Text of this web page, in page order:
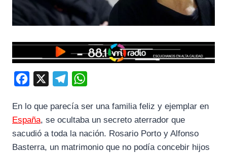
c
e
b
l
e
g
a
t
s
En lo que parecía ser una familia feliz y ejemplar en
España, se ocultaba un secreto aterrador que
sacudió a toda la nación. Rosario Porto y Alfonso
Basterra, un matrimonio que no podía concebir hijos